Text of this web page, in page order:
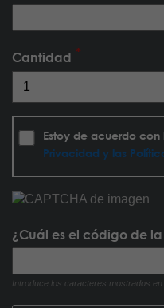
Cantidad
Estoy de acuerdo con
Privacidad y las
¿Cuál es el código de
Introduce los caracteres mostrados en